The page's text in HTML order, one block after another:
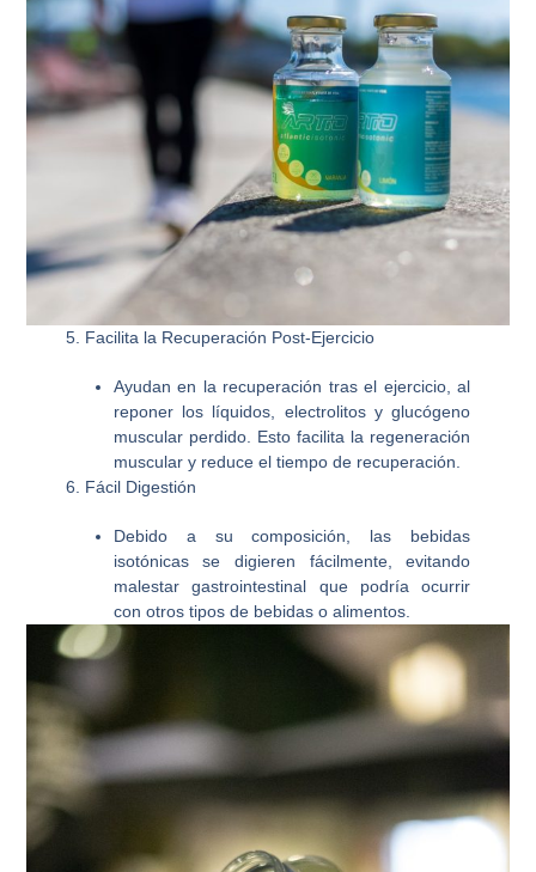
5. Facilita la Recuperación Post-Ejercicio
Ayudan en la recuperación tras el ejercicio, al
reponer los líquidos, electrolitos y glucógeno
muscular perdido. Esto facilita la regeneración
muscular y reduce el tiempo de recuperación.
6. Fácil Digestión
Debido a su composición, las bebidas
isotónicas se digieren fácilmente, evitando
malestar gastrointestinal que podría ocurrir
con otros tipos de bebidas o alimentos.